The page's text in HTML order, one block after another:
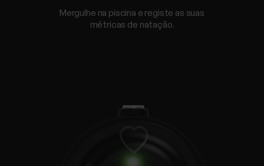
Mergulhe na piscina e registe as suas
métricas de natação.